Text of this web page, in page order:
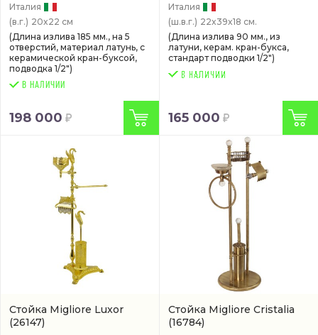
Италия
(в.г.) 20x22 см
(Длина излива 185 мм., на 5
отверстий, материал латунь, с
керамической кран-буксой,
подводка 1/2")
В НАЛИЧИИ
198 000
Италия
(ш.в.г.) 22x39x18 см.
(Длина излива 90 мм., из
латуни, керам. кран-букса,
стандарт подводки 1/2")
165 000
Стойка Migliore Luxor
(26147)
Стойка Migliore Cristalia
(16784)